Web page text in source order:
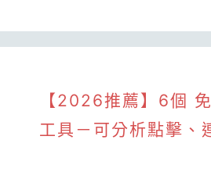
【2026推薦】6個
工具－可分析點擊、